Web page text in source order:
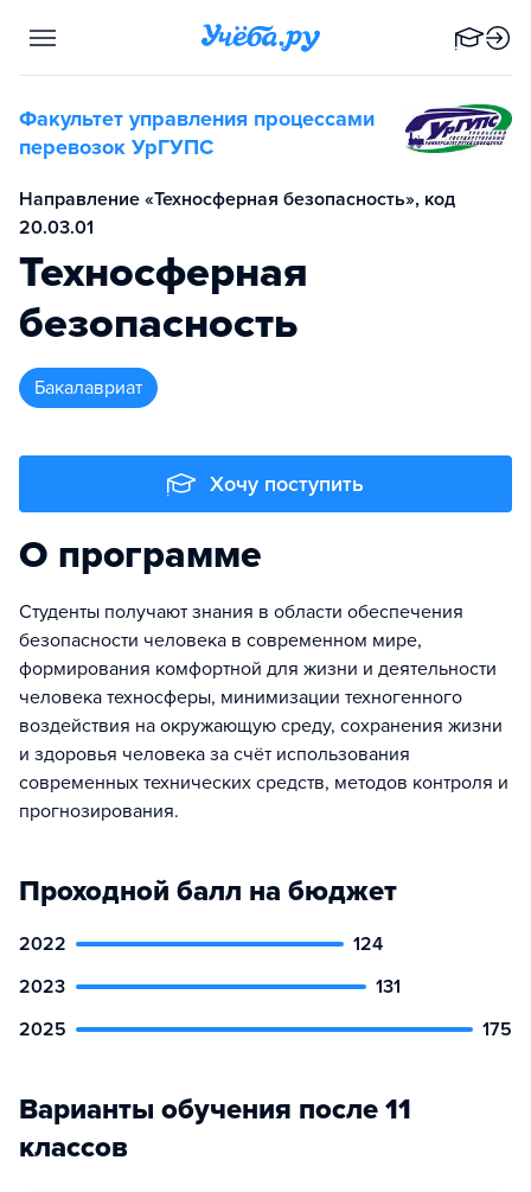
Факультет управления процессами
перевозок УрГУПС
Направление «Техносферная безопасность», код
20.03.01
Техносферная
безопасность
бакалавриат
Хочу поступить
О программе
Студенты получают знания в области обеспечения
безопасности человека в современном мире,
формирования комфортной для жизни и деятельности
человека техносферы, минимизации техногенного
воздействия на окружающую среду, сохранения жизни
и здоровья человека за счёт использования
современных технических средств, методов контроля и
прогнозирования.
Проходной балл на бюджет
2022
124
2023
131
2025
175
Варианты обучения после 11
классов